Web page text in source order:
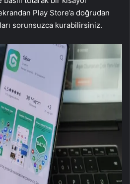
Play Store’a doğrudan
sorunsuzca kurabilirsiniz.